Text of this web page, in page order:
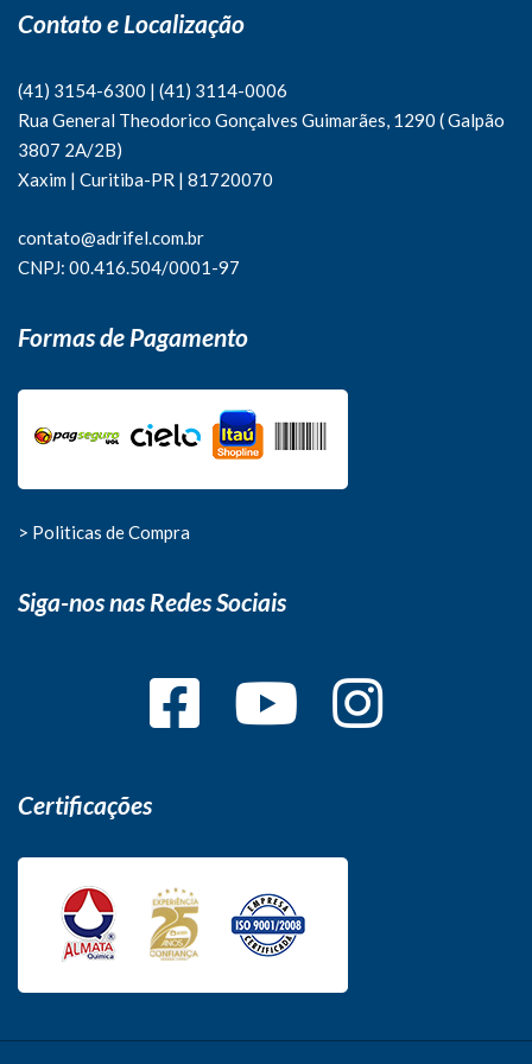
Contato e Localização
(41) 3154-6300 | (41) 3114-0006
Rua General Theodorico Gonçalves Guimarães, 1290 ( Galpão
3807 2A/2B)
Xaxim | Curitiba-PR | 81720070
contato@adrifel.com.br
CNPJ: 00.416.504/0001-97
Formas de Pagamento
> Politicas de Compra
Siga-nos nas Redes Sociais
Certificações